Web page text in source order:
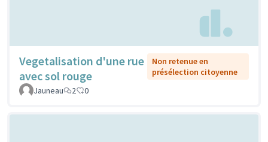
Vegetalisation d'une rue
avec sol rouge
Non retenue en
présélection citoyenne
Jauneau
2 0